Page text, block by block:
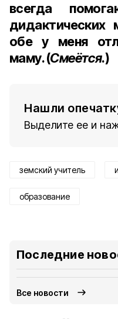
всегда
дидактических
обе у меня
маму. (Смеётся.)
Нашли
Выделите ее и
земский учитель
образование
Последние
Все новости